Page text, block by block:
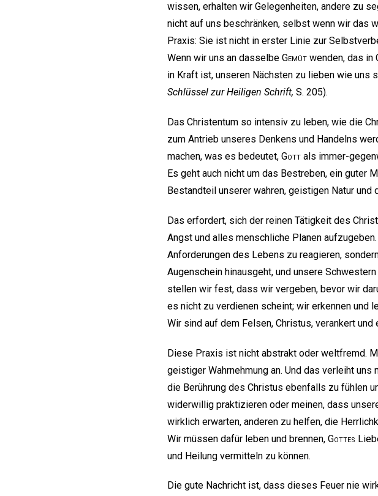
wissen, erhalten wir Gelegenheiten, andere zu
nicht auf uns beschränken, selbst wenn wir
Praxis: Sie ist nicht in erster Linie zur
Wenn wir uns an dasselbe Gemüt wenden, das
in Kraft ist, unseren Nächsten zu lieben wie uns
Schlüssel zur Heiligen Schrift, S. 205).
Das Christentum so intensiv zu leben, wie die
zum Antrieb unseres Denkens und Handelns
machen, was es bedeutet, Gott als immer-
Es geht auch nicht um das Bestreben, ein guter
Bestandteil unserer wahren, geistigen Natur und
Das erfordert, sich der reinen Tätigkeit des
Angst und alles menschliche Planen
Anforderungen des Lebens zu reagieren,
Augenschein hinausgeht, und unsere
stellen wir fest, dass wir vergeben, bevor wir
es nicht zu verdienen scheint; wir erkennen und
Wir sind auf dem Felsen, Christus, verankert
Diese Praxis ist nicht abstrakt oder weltfremd.
geistiger Wahrnehmung an. Und das verleiht
die Berührung des Christus ebenfalls zu fühlen
widerwillig praktizieren oder meinen, dass
wirklich erwarten, anderen zu helfen, die
Wir müssen dafür leben und brennen, Gottes
und Heilung vermitteln zu können.
Die gute Nachricht ist, dass dieses Feuer nie